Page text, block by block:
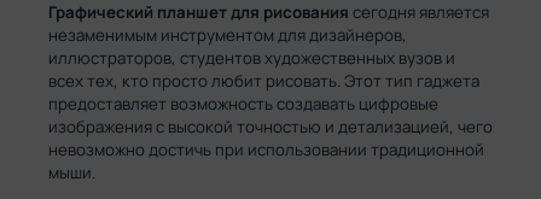
Графический планшет для рисования сегодня является
незаменимым инструментом для дизайнеров,
иллюстраторов, студентов художественных вузов и
всех тех, кто просто любит рисовать. Этот тип гаджета
предоставляет возможность создавать цифровые
изображения с высокой точностью и детализацией, чего
невозможно достичь при использовании традиционной
мыши.